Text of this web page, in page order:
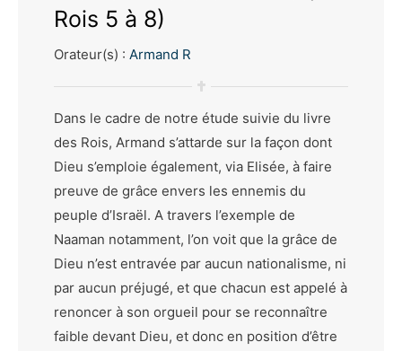
Rois 5 à 8)
Orateur(s) : Armand R
Dans le cadre de notre étude suivie du livre
des Rois, Armand s’attarde sur la façon dont
Dieu s’emploie également, via Elisée, à faire
preuve de grâce envers les ennemis du
peuple d’Israël. A travers l’exemple de
Naaman notamment, l’on voit que la grâce de
Dieu n’est entravée par aucun nationalisme, ni
par aucun préjugé, et que chacun est appelé à
renoncer à son orgueil pour se reconnaître
faible devant Dieu, et donc en position d’être